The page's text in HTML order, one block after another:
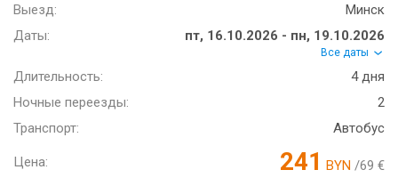
Выезд:
Минск
Даты:
пт, 16.10.2026 - пн, 19.10.2026
Все даты
Длительность:
4 дня
Ночные переезды:
2
Транспорт:
Автобус
Цена: 241 BYN /69 €